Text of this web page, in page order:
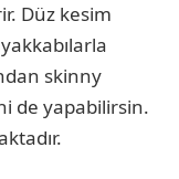
Düz kesim
skinny
de yapabilirsin.